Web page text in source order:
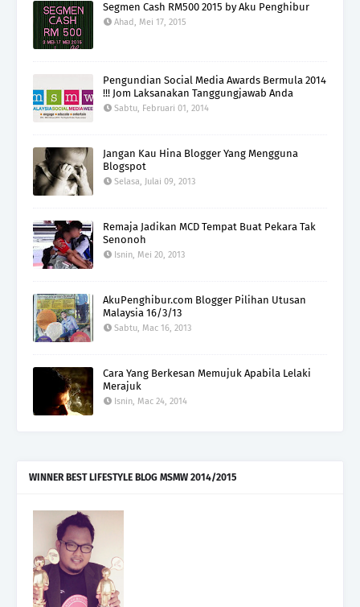
Segmen Cash RM500 2015 by Aku Penghibur
Ahad, Mei 17, 2015
Pengundian Social Media Awards Bermula 2014
!!! Jom Laksanakan Tanggungjawab Anda
Sabtu, Februari 01, 2014
Jangan Kau Hina Blogger Yang Mengguna
Blogspot
Selasa, Julai 09, 2013
Remaja Jadikan MCD Tempat Buat Pekara Tak
Senonoh
Isnin, Mei 20, 2013
AkuPenghibur.com Blogger Pilihan Utusan
Malaysia 16/3/13
Sabtu, Mac 16, 2013
Cara Yang Berkesan Memujuk Apabila Lelaki
Merajuk
Isnin, Mac 24, 2014
WINNER BEST LIFESTYLE BLOG MSMW 2014/2015